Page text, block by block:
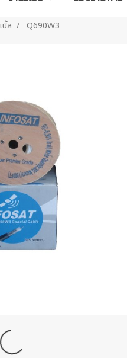
บิ้ล Q690W3